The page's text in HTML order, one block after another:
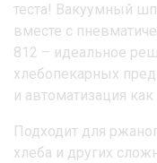
теста! Вакуумный
вместе с
812 – идеальное
хлебопекарных
и автоматизация
Подходит для
хлеба и других